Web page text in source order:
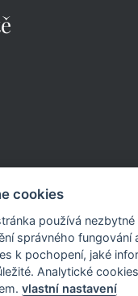
cookies
používá
správného fungování
k pochopení, jaké
Analytické cookies jsou
vlastní nastavení